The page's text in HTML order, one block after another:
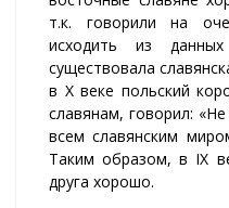
т.к. говорили на
исходить из
существовала
в Х веке польский
славянам, говорил:
всем славянским
Таким образом, в IX
друга хорошо.